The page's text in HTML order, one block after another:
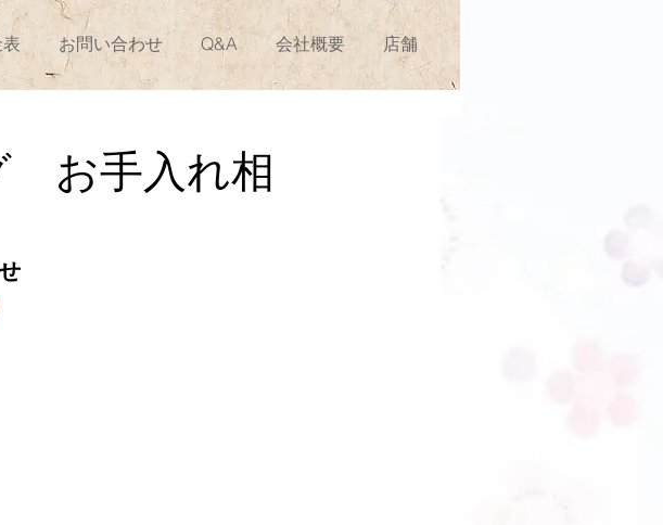
お問い合わせ Q&A 会社概要 店舗
お手入れ相